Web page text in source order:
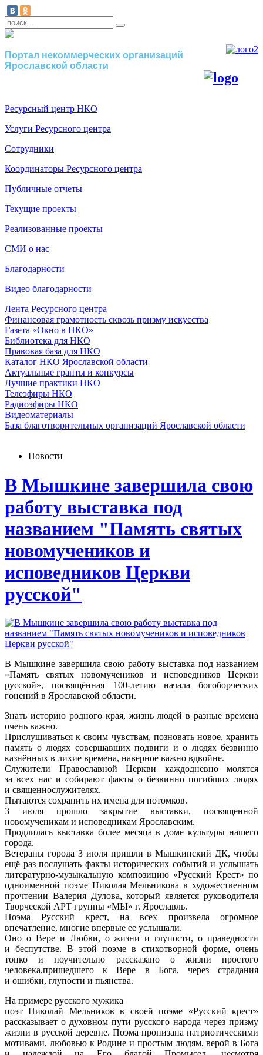
Портал некоммерческих организаций
Ярославской области
Ресурсный центр НКО
Услуги Ресурсного центра
Сотрудники
Координаторы Ресурсного центра
Публичные отчеты
Текущие проекты
Реализованные проекты
СМИ о нас
Благодарности
Видео благодарности
Лента Ресурсного центра
Финансовая грамотность сквозь призму искусства
Газета «Окно в НКО»
Библиотека для НКО
Правовая база для НКО
Каталог НКО Ярославской области
Актуальные гранты и конкурсы
Лучшие практики НКО
Телеэфиры НКО
Радиоэфиры НКО
Видеоматериалы
База благотворительных организаций Ярославской области
Новости
В Мышкине завершила свою
работу выставка под
названием "Память святых
новомучеников и
исповедников Церкви
русской"
В Мышкине завершила свою работу выставка под названием
«Память святых новомучеников и исповедников Церкви
русской», посвящённая 100-летию начала богоборческих
гонений в Ярославской области.
Знать историю родного края, жизнь людей в разные времена
очень важно.
Прислушиваться к своим чувствам, позновать новое, хранить
память о людях совершавших подвиги и о людях безвинно
казнённых в лихие времена, наверное важно вдвойне.
Служители Православной Церкви каждодневно молятся
за всех нас и собирают факты о безвинно погибших людях
и священнослужителях.
Пытаются сохранить их имена для потомков.
3 июля прошло закрытие выставки, посвященной
новомученикам и исповедникам Ярославским.
Продлилась выставка более месяца в доме культуры нашего
города.
Ветераны города 3 июля пришли в Мышкинский ДК, чтобы
ещё раз послушать факты исторических событий и услышать
литературно-музыкальную композицию «Русский Крест» по
одноименной поэме Николая Мельникова в художественном
прочтении Валерия Дулова, который является руководителя
Творческой АРТ группы «МЫ» г. Ярославль.
Поэма Русский крест, на всех произвела огромное
впечатление, многие впервые ее услышали.
Оно о Вере и Любви, о жизни и глупости, о праведности
и беспутстве. В этой поэме в стихотворной форме, очень
тонко и поучительно рассказано о жизни простого
человека,пришедшего к Вере в Бога, через страдания
и ошибки, глупости и пьянства.
На примере русского мужика
поэт Николай Мельников в своей поэме «Русский крест»
рассказывает о духовном пути русского народа через призму
жизни в русской деревне. Поэма пронизана патриотическими
мотивами, любовью к Родине и простым людям, верой в Бога